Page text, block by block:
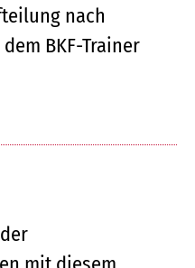
nach
BKF-Trainer